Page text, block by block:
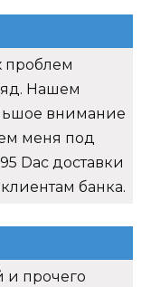
проблем
Нашем
внимание
меня под
Dac доставки
банка.
и прочего